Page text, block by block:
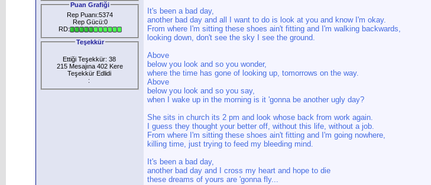
Puan Grafiği
Rep Puanı:5374
Rep Gücü:0
RD:
Teşekkür
Ettiği Teşekkür: 38
215 Mesajına 402 Kere
Teşekkür Edlidi
:
It's been a bad day,
another bad day and all I want to do is look at you and know I'm okay.
From where I'm sitting these shoes ain't fitting and I'm walking backwards,
looking down, don't see the sky I see the ground.
Above
below you look and so you wonder,
where the time has gone of looking up, tomorrows on the way.
Above
below you look and so you say,
when I wake up in the morning is it 'gonna be another ugly day?
She sits in church its 2 pm and look whose back from work again.
I guess they thought your better off, without this life, without a job.
From where I'm sitting these shoes ain't fitting and I'm going nowhere,
killing time, just trying to feed my bleeding mind.
It's been a bad day,
another bad day and I cross my heart and hope to die
these dreams of yours are 'gonna fly...